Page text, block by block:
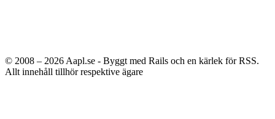
© 2008 – 2026 Aapl.se - Byggt med Rails och en kärlek för RSS.
Allt innehåll tillhör respektive ägare